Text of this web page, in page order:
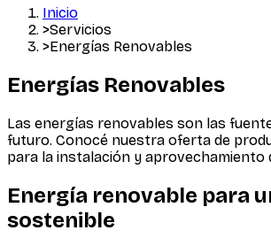
Inicio
>Servicios
>Energías Renovables
Energías Renovables
Las energías renovables son las
futuro. Conocé nuestra oferta de
para la instalación y aprovechamiento
Energía renovable para
sostenible